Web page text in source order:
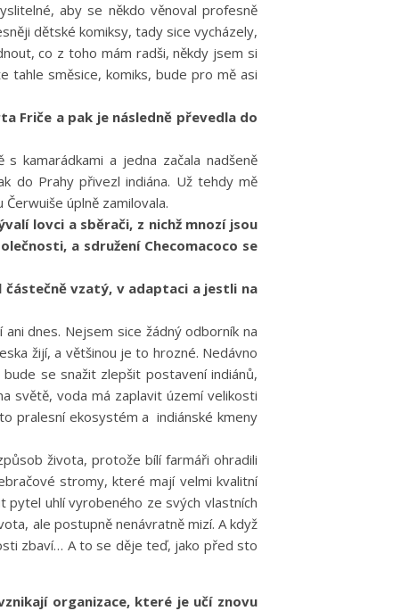
aby se někdo věnoval profesně
dětské komiksy, tady sice vycházely,
co z toho mám radši, někdy jsem si
tahle směsice, komiks, bude pro mě asi
Friče a pak je následně převedla do
kamarádkami a jedna začala nadšeně
do Prahy přivezl indiána. Už tehdy mě
úplně zamilovala.
lovci a sběrači, z nichž mnozí jsou
a sdružení Checomacoco se
vzatý, v adaptaci a jestli na
dnes. Nejsem sice žádný odborník na
žijí, a většinou je to hrozné. Nedávno
se snažit zlepšit postavení indiánů,
světě, voda má zaplavit území velikosti
pralesní ekosystém a indiánské kmeny
života, protože bílí farmáři ohradili
stromy, které mají velmi kvalitní
pytel uhlí vyrobeného ze svých vlastních
ale postupně nenávratně mizí. A když
zbaví… A to se děje teď, jako před sto
organizace, které je učí znovu